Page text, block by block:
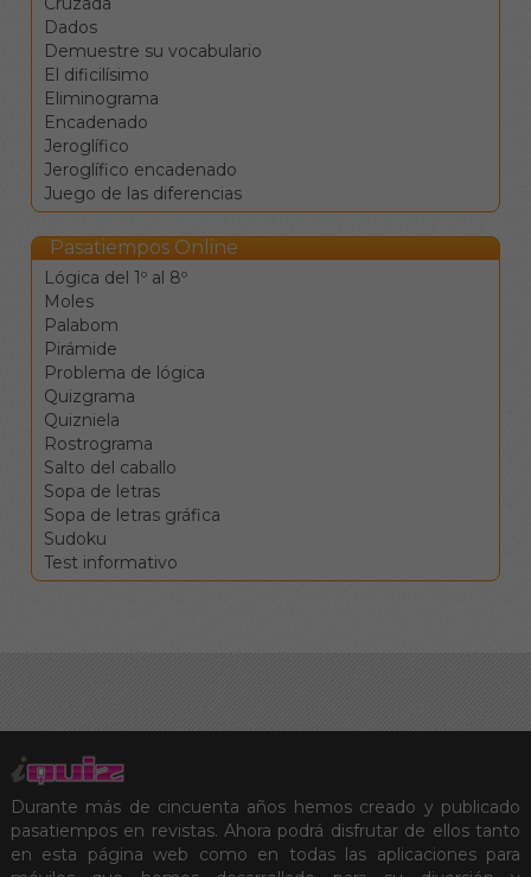
Dados
Demuestre su vocabulario
El dificilísimo
Eliminograma
Encadenado
Jeroglífico
Jeroglífico encadenado
Juego de las diferencias
Pasatiempos Online
Lógica del 1º al 8º
Moles
Palabom
Pirámide
Problema de lógica
Quizgrama
Quizniela
Rostrograma
Salto del caballo
Sopa de letras
Sopa de letras gráfica
Sudoku
Test informativo
Durante más de cincuenta años hemos creado y publicado
pasatiempos en revistas. Ahora podrá disfrutar de ellos tanto
en esta página web como en todas las aplicaciones para
Además, cuenta con el